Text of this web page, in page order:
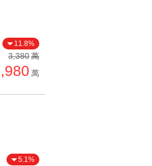
11.8%
3,380萬
萬
5.1%